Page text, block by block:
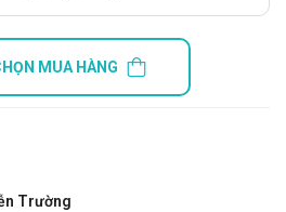
MUA HÀNG
Trường